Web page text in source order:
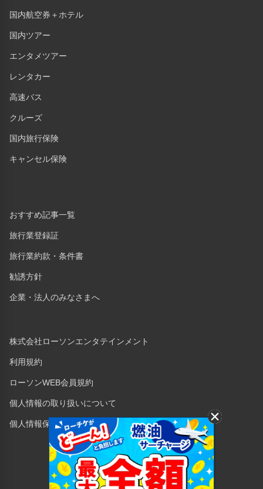
国内航空券＋ホテル
国内ツアー
エンタメツアー
レンタカー
高速バス
クルーズ
国内旅行保険
キャンセル保険
おすすめ記事一覧
旅行業登録証
旅行業約款・条件書
勧誘方針
企業・法人のみなさまへ
株式会社ローソンエンタテインメント
利用規約
ローソンWEB会員規約
個人情報の取り扱いについて
個人情報保護方針
Copyright © 1998 Lawson Entertainment, Inc.